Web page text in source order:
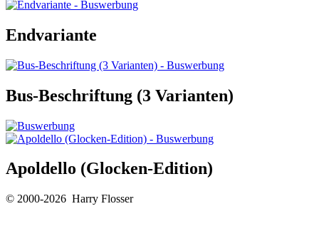
Endvariante
Bus-Beschriftung (3 Varianten)
Apoldello (Glocken-Edition)
© 2000-2026 Harry Flosser